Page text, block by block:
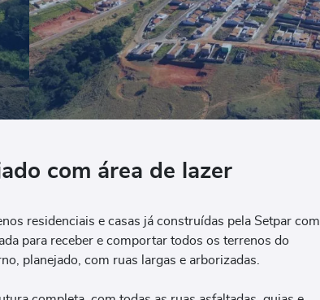
com área de lazer
residenciais e casas já construídas pela Setpar com
para receber e comportar todos os terrenos do
planejado, com ruas largas e arborizadas.